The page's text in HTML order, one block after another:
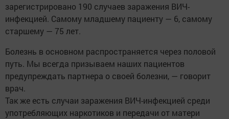
зарегистрировано 190 случаев заражения ВИЧ-
инфекцией. Самому младшему пациенту — 6, самому
старшему — 75 лет.
Болезнь в основном распространяется через половой
путь. Мы всегда призываем наших пациентов
предупреждать партнера о своей болезни, — говорит
врач.
Так же есть случаи заражения ВИЧ-инфекцией среди
употребляющих наркотиков и передачи от матери